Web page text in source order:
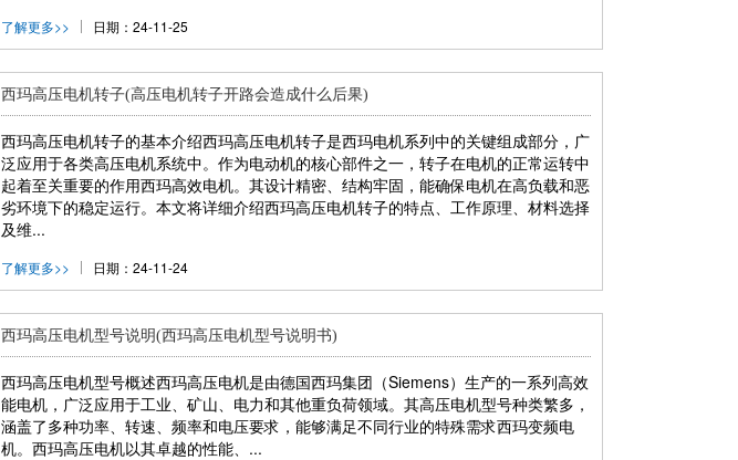
了解更多>> 日期：24-11-25
西玛高压电机转子(高压电机转子开路会造成什么后果)
西玛高压电机转子的基本介绍西玛高压电机转子是西玛电机系列中的关键组成部分，广
泛应用于各类高压电机系统中。作为电动机的核心部件之一，转子在电机的正常运转中
起着至关重要的作用西玛高效电机。其设计精密、结构牢固，能确保电机在高负载和恶
劣环境下的稳定运行。本文将详细介绍西玛高压电机转子的特点、工作原理、材料选择
及维...
了解更多>> 日期：24-11-24
西玛高压电机型号说明(西玛高压电机型号说明书)
西玛高压电机型号概述西玛高压电机是由德国西玛集团（Siemens）生产的一系列高效
能电机，广泛应用于工业、矿山、电力和其他重负荷领域。其高压电机型号种类繁多，
涵盖了多种功率、转速、频率和电压要求，能够满足不同行业的特殊需求西玛变频电
机。西玛高压电机以其卓越的性能、...